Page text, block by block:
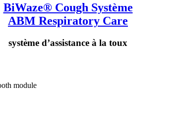
BiWaze® Cough Système
ABM Respiratory Care
système d’assistance à la toux